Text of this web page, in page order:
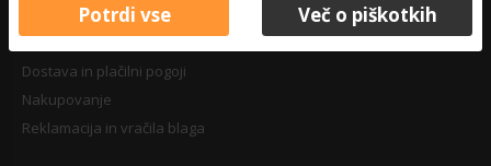
Dostava in plačilni pogoji
Nakupovanje
Reklamacija in vračila blaga
Potrdi vse Več o piškotkih